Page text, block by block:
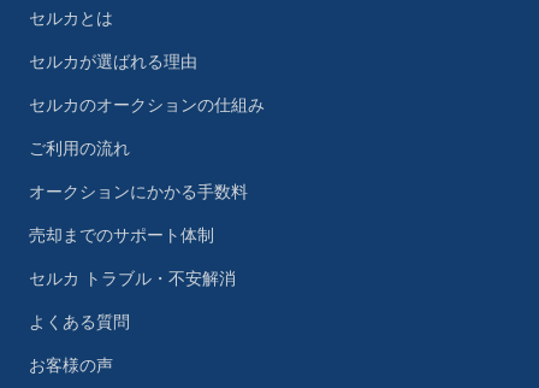
セルカとは
セルカが選ばれる理由
セルカのオークションの仕組み
ご利用の流れ
オークションにかかる手数料
売却までのサポート体制
セルカ トラブル・不安解消
よくある質問
お客様の声